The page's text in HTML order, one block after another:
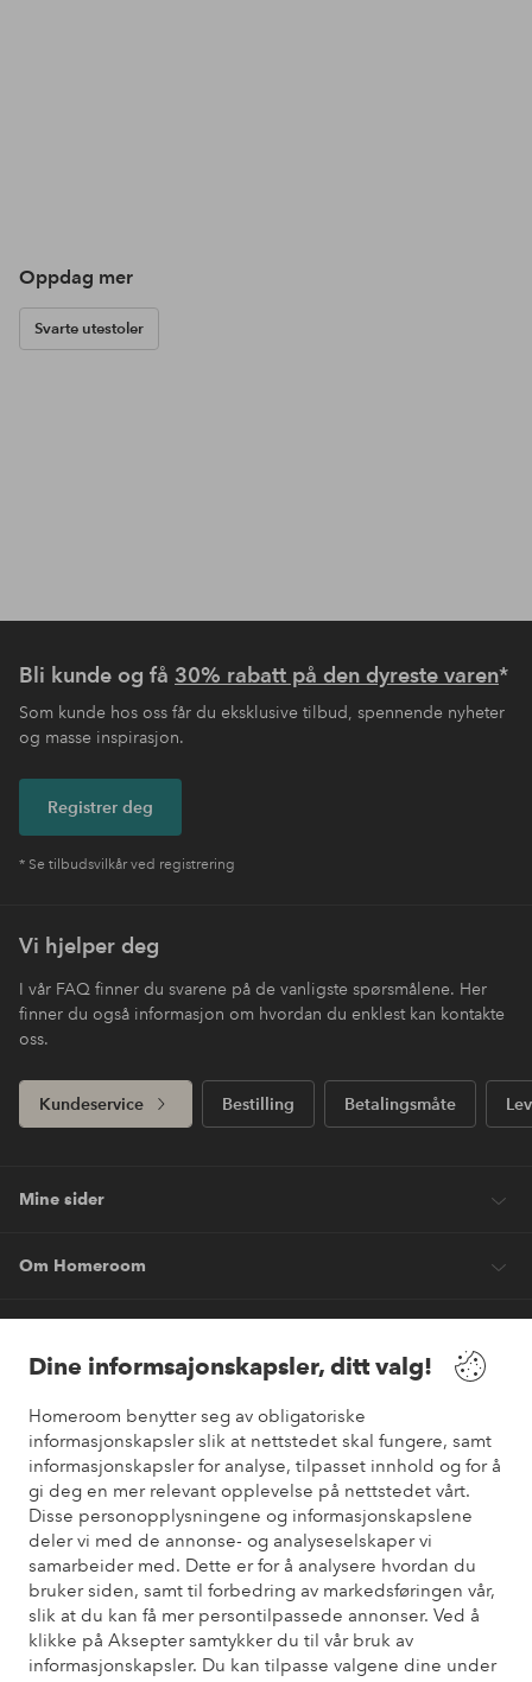
Dine informsajonskapsler, ditt valg!
Homeroom benytter seg av obligatoriske
informasjonskapsler slik at nettstedet skal fungere, samt
informasjonskapsler for analyse, tilpasset innhold og for å
gi deg en mer relevant opplevelse på nettstedet vårt.
Disse personopplysningene og informasjonskapslene
deler vi med de annonse- og analyseselskaper vi
samarbeider med. Dette er for å analysere hvordan du
bruker siden, samt til forbedring av markedsføringen vår,
slik at du kan få mer persontilpassede annonser. Ved å
klikke på Aksepter samtykker du til vår bruk av
informasjonskapsler. Du kan tilpasse valgene dine under
Oppdag mer
Svarte utestoler
Bli kunde og få 30% rabatt på den dyreste varen*
Som kunde hos oss får du eksklusive tilbud, spennende nyheter
og masse inspirasjon.
Registrer deg
* Se tilbudsvilkår ved registrering
Vi hjelper deg
I vår FAQ finner du svarene på de vanligste spørsmålene. Her
finner du også informasjon om hvordan du enklest kan kontakte
oss.
Kundeservice Bestilling Betalingsmåte
Mine sider
Om Homeroom
Venner
Sikre betalinger
Vil du vite mer om våre betalingsalternativer?
elpy